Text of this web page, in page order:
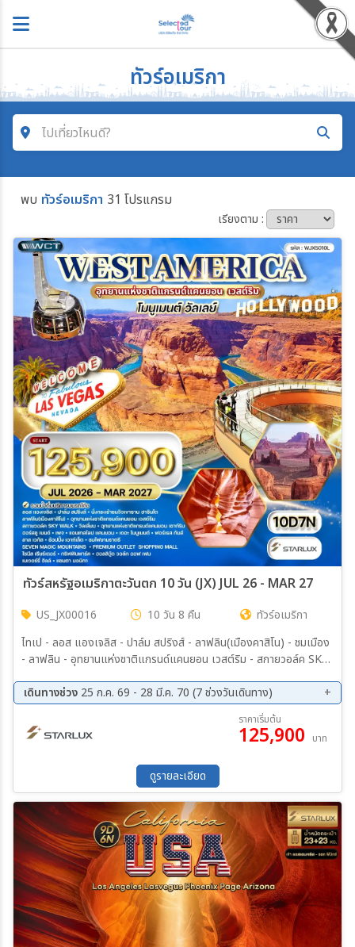
ทัวร์อเมริกา
ไปเที่ยวไหนดี?
ค้นหาโปรแกรมทัวร์
โซน
ประเทศ
เมือง
สายการบิน
ตั้งแต่วันที่
ถึงวันที่
เฉพาะเดือน
ระหว่าง
พบ ทัวร์อเมริกา 31 โปรแกรม
เรียงตาม :
ทัวร์สหรัฐอเมริกาตะวันตก 10 วัน (JX) JUL 26 - MAR 27
US_JX00016 10 วัน 8 คืน
ทัวร์อเมริกา
ไทเป - ลอส แองเจลิส - ปาล์ม สปริงส์ - ลาฟลิน(เมืองคาสิโน) - ชมเมือง
- ลาฟลิน - อุทยานแห่งชาติแกรนด์แคนยอน เวสต์ริม - สกายวอล์ค SKY
เบนด์ - เพจ - แอนเทลโลป แคนยอน - เดอะ โมนูเมนต์ - ฟอร์เรส กัมส์
เดินทางช่วง 25 ก.ค. 69 - 28 มี.ค. 70 (7 ช่วงวันเดินทาง)
02 ต.ค. 69 - 11 ต.ค. 69
17 ต.ค. 69 - 26 ต.ค. 69
13 พ.ย. 69 - 22 พ.ย. 69
12 ก.พ. 70 - 21 ก.พ. 70
ราคาเริ่มต้น
125,900 บาท
ดูรายละเอียด